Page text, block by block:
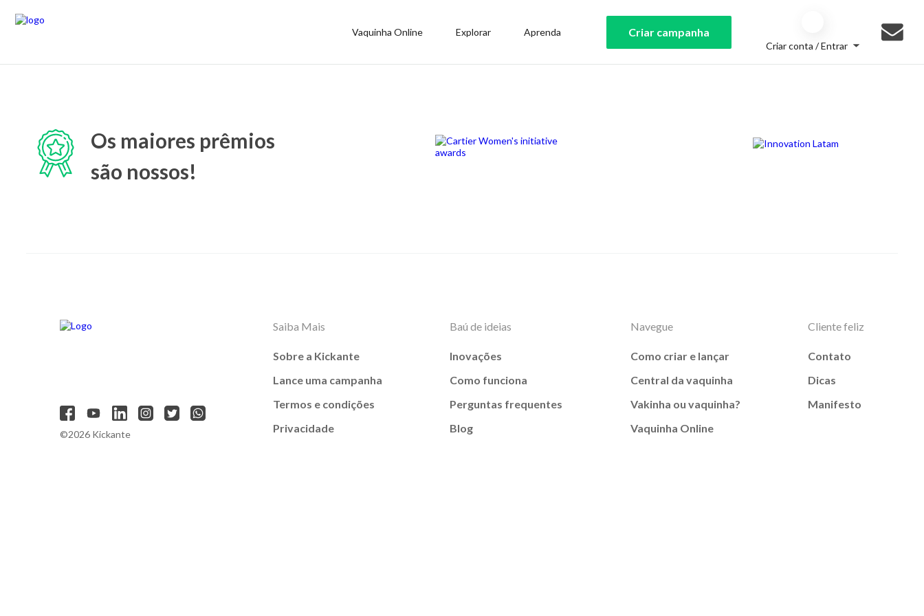
Vaquinha Online Explorar Aprenda Criar campanha
Criar conta / Entrar
Os maiores prêmios
são nossos!
©2026 Kickante
Saiba Mais
Sobre a Kickante
Lance uma campanha
Termos e condições
Privacidade
Baú de ideias
Inovações
Como funciona
Perguntas frequentes
Blog
Navegue
Como criar e lançar
Central da vaquinha
Vakinha ou vaquinha?
Vaquinha Online
Cliente feliz
Contato
Dicas
Manifesto